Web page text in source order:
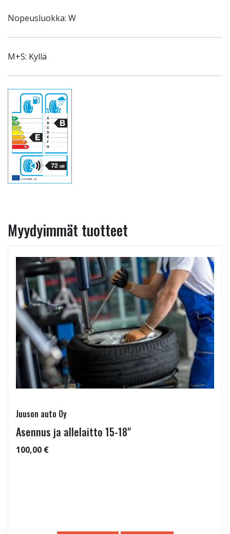
Nopeusluokka: W
M+S: Kyllä
Myydyimmät tuotteet
Juuson auto Oy
Asennus ja allelaitto 15-18"
100,00 €